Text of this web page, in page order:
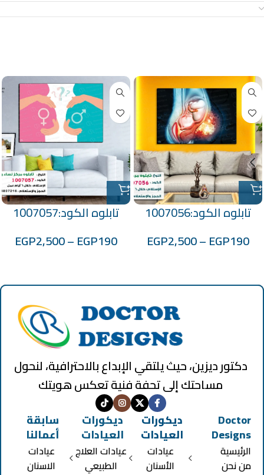
تابلوه الكود:1007056
EGP190
–
EGP2,500
تابلوه الكود:1007057
EGP190
–
EGP2,500
دكتور ديزين، حيث يلتقي الإبداع بالاحترافية، لنحول
مساحتك إلى تحفة فنية تعكس هويتك
Doctor
Designs
الرئيسية
من نحن
ديكورات
العيادات
عيادات
الأسنان
ديكورات
العيادات
عيادات العلاج
الطبيعي
سابقة
أعمالنا
عيادات
الاسنان